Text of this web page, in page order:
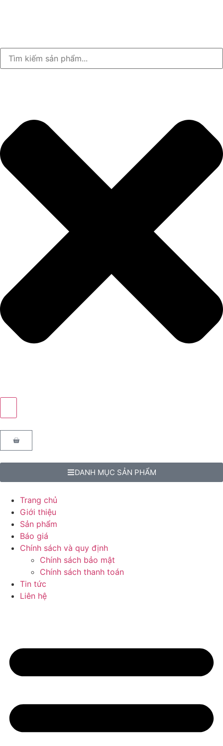
DANH MỤC SẢN PHẨM
Trang chủ
Giới thiệu
Sản phẩm
Báo giá
Chính sách và quy định
Chính sách bảo mật
Chính sách thanh toán
Tin tức
Liên hệ